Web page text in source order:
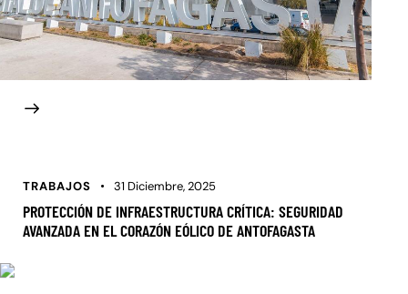
TRABAJOS 31 Diciembre, 2025
PROTECCIÓN DE INFRAESTRUCTURA CRÍTICA: SEGURIDAD
AVANZADA EN EL CORAZÓN EÓLICO DE ANTOFAGASTA